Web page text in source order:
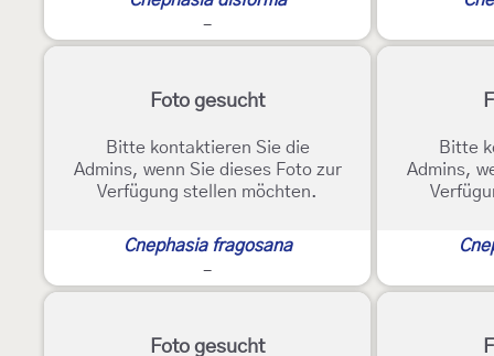
-
Foto gesucht
Bitte kontaktieren Sie die
Admins, wenn Sie dieses Foto zur
Verfügung stellen möchten.
Cnephasia fragosana
-
Bitte
Admins,
Foto gesucht